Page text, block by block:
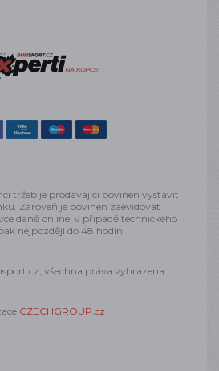
tržeb je prodávající povinen vystavit
Zároveň je povinen zaevidovat
daně online; v případě technického
nejpozději do 48 hodin.
všechna práva vyhrazena
CZECHGROUP.cz